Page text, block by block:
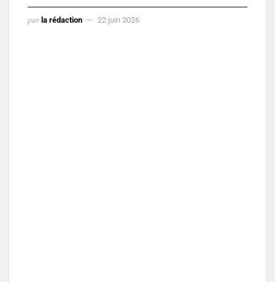
par la rédaction 22 juin 2026